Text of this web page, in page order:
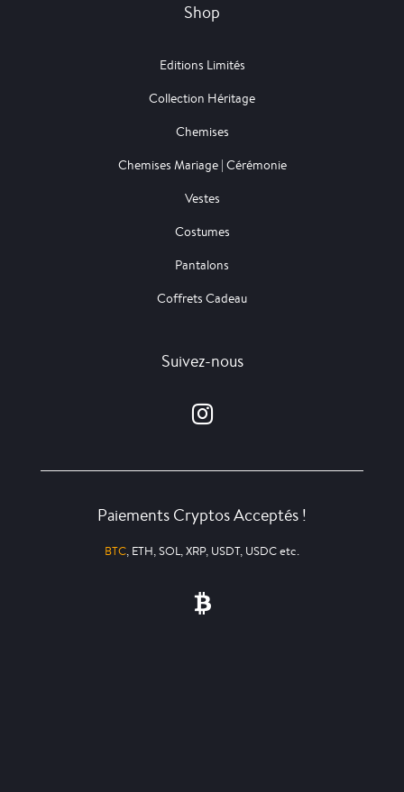
Shop
Editions Limités
Collection Héritage
Chemises
Chemises Mariage | Cérémonie
Vestes
Costumes
Pantalons
Coffrets Cadeau
Suivez-nous
Paiements Cryptos Acceptés !
BTC, ETH, SOL, XRP, USDT, USDC etc.